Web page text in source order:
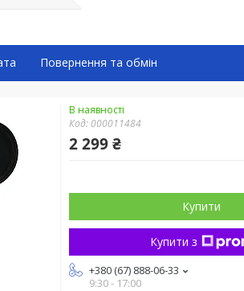
Повернення та обмін
В наявності
Код: 000011484
2 299 ₴
Купити
Купити з
+380 (67) 888-06-33
9:30 - 17:00